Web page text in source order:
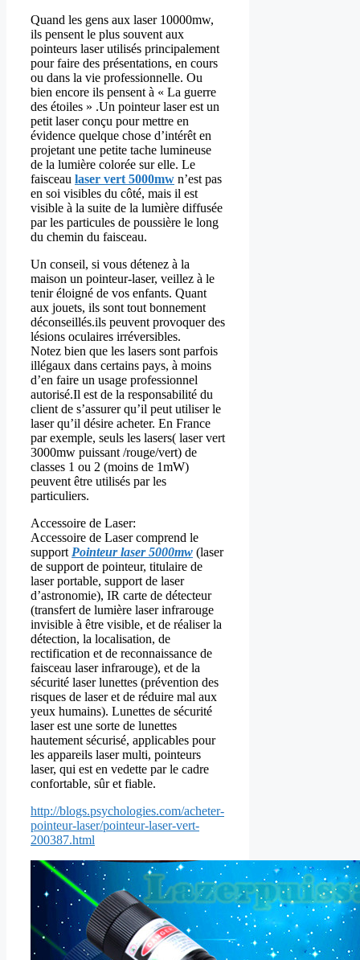
Quand les gens aux laser 10000mw,
ils pensent le plus souvent aux
pointeurs laser utilisés principalement
pour faire des présentations, en cours
ou dans la vie professionnelle. Ou
bien encore ils pensent à « La guerre
des étoiles » .Un pointeur laser est un
petit laser conçu pour mettre en
évidence quelque chose d’intérêt en
projetant une petite tache lumineuse
de la lumière colorée sur elle. Le
faisceau laser vert 5000mw n’est pas
en soi visibles du côté, mais il est
visible à la suite de la lumière diffusée
par les particules de poussière le long
du chemin du faisceau.
Un conseil, si vous détenez à la
maison un pointeur-laser, veillez à le
tenir éloigné de vos enfants. Quant
aux jouets, ils sont tout bonnement
déconseillés.ils peuvent provoquer des
lésions oculaires irréversibles.
Notez bien que les lasers sont parfois
illégaux dans certains pays, à moins
d’en faire un usage professionnel
autorisé.Il est de la responsabilité du
client de s’assurer qu’il peut utiliser le
laser qu’il désire acheter. En France
par exemple, seuls les lasers( laser vert
3000mw puissant /rouge/vert) de
classes 1 ou 2 (moins de 1mW)
peuvent être utilisés par les
particuliers.
Accessoire de Laser:
Accessoire de Laser comprend le
support Pointeur laser 5000mw (laser
de support de pointeur, titulaire de
laser portable, support de laser
d’astronomie), IR carte de détecteur
(transfert de lumière laser infrarouge
invisible à être visible, et de réaliser la
détection, la localisation, de
rectification et de reconnaissance de
faisceau laser infrarouge), et de la
sécurité laser lunettes (prévention des
risques de laser et de réduire mal aux
yeux humains). Lunettes de sécurité
laser est une sorte de lunettes
hautement sécurisé, applicables pour
les appareils laser multi, pointeurs
laser, qui est en vedette par le cadre
confortable, sûr et fiable.
http://blogs.psychologies.com/acheter-
pointeur-laser/pointeur-laser-vert-
200387.html